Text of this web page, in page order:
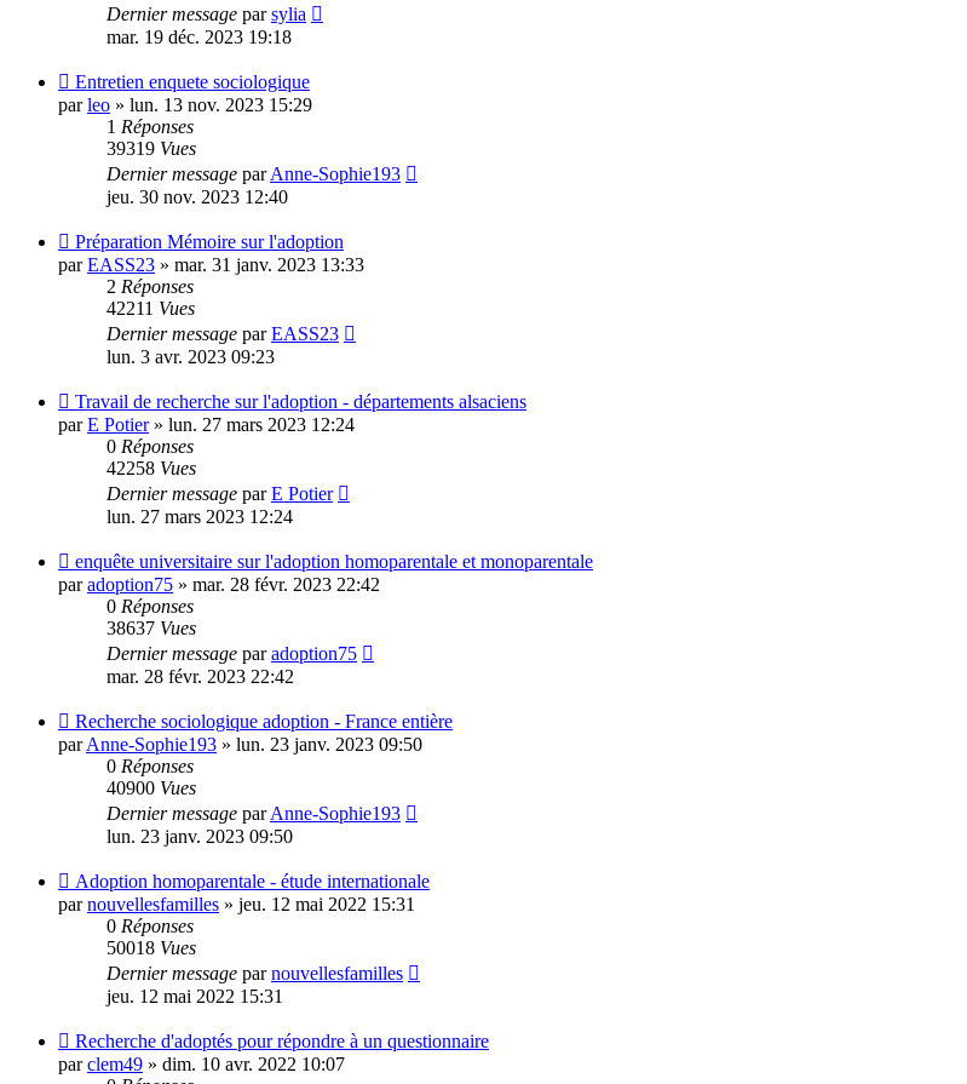
Dernier message parsylia
mar. 19 déc. 2023 19:18
Entretien enquete sociologique
parleo » lun. 13 nov. 2023 15:29
1 Réponses
39319 Vues
Dernier message parAnne-Sophie193
jeu. 30 nov. 2023 12:40
Préparation Mémoire sur l'adoption
parEASS23 » mar. 31 janv. 2023 13:33
2 Réponses
42211 Vues
Dernier message parEASS23
lun. 3 avr. 2023 09:23
Travail de recherche sur l'adoption - départements alsaciens
parE Potier» lun. 27 mars 2023 12:24
0 Réponses
42258 Vues
Dernier message parE Potier
lun. 27 mars 2023 12:24
enquête universitaire sur l'adoption homoparentale et monoparentale
paradoption75 » mar. 28 févr. 2023 22:42
0 Réponses
38637 Vues
Dernier message paradoption75
mar. 28 févr. 2023 22:42
Recherche sociologique adoption - France entière
parAnne-Sophie193 » lun. 23 janv. 2023 09:50
0 Réponses
40900 Vues
Dernier message parAnne-Sophie193
lun. 23 janv. 2023 09:50
Adoption homoparentale - étude internationale
parnouvellesfamilles » jeu. 12 mai 2022 15:31
0 Réponses
50018 Vues
Dernier message parnouvellesfamilles
jeu. 12 mai 2022 15:31
Recherche d'adoptés pour répondre à un questionnaire
parclem49 » dim. 10 avr. 2022 10:07